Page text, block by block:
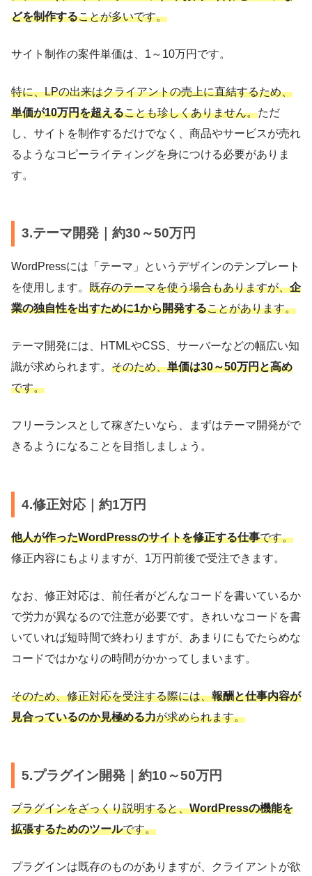
どを制作することが多いです。
サイト制作の案件単価は、1～10万円です。
特に、LPの出来はクライアントの売上に直結するため、
単価が10万円を超えることも珍しくありません。ただ
し、サイトを制作するだけでなく、商品やサービスが売れ
るようなコピーライティングを身につける必要がありま
す。
3.テーマ開発｜約30～50万円
WordPressには「テーマ」というデザインのテンプレート
を使用します。 既存のテーマを使う場合もありますが、企
業の独自性を出すために1から開発することがあります。
テーマ開発には、HTMLやCSS、サーバーなどの幅広い知
識が求められます。 そのため、単価は30～50万円と高め
です。
フリーランスとして稼ぎたいなら、まずはテーマ開発がで
きるようになることを目指しましょう。
4.修正対応｜約1万円
他人が作ったWordPressのサイトを修正する仕事です。
修正内容にもよりますが、1万円前後で受注できます。
なお、修正対応は、前任者がどんなコードを書いているか
で労力が異なるので注意が必要です。きれいなコードを書
いていれば短時間で終わりますが、あまりにもでたらめな
コードではかなりの時間がかかってしまいます。
そのため、修正対応を受注する際には、報酬と仕事内容が
見合っているのか見極める力が求められます。
5.プラグイン開発｜約10～50万円
プラグインをざっくり説明すると、WordPressの機能を
拡張するためのツールです。
プラグインは既存のものがありますが、クライアントが欲